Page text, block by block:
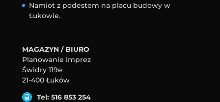
Namiot z podestem na placu budowy w
Łukowie.
MAGAZYN / BIURO
Planowanie imprez
Świdry 119e
21-400 Łuków
Tel: 516 853 254